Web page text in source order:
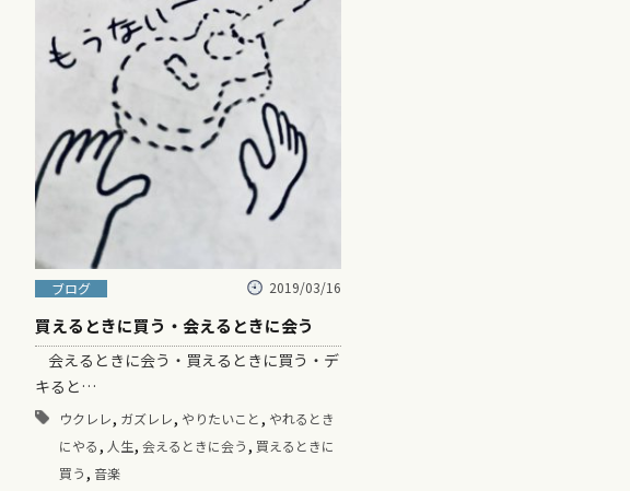
ブログ 2019/03/16
買えるときに買う・会えるときに会う
会えるときに会う・買えるときに買う・デ
キると…
ウクレレ, ガズレレ, やりたいこと, やれるとき
にやる, 人生, 会えるときに会う, 買えるときに
買う, 音楽